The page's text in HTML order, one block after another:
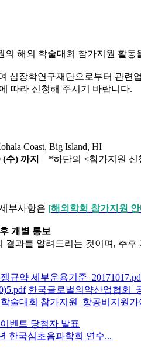
해외 학술대회 참가지원 활
심장학연구재단으로부터 관
따라 신청해 주시기 바랍니다.
Coast, Big Island, HI
(수) 까지 *하단의 <참가지원 신
부사항은 [해외학회 참가지원
개별 통보
결과를 알려드리는 것이며, 추
규약 세부운용기준
한국글로벌의약산업협회_
술대회 참가지원_항공비지원가
벤트 당첨자 발표
한국심초음파학회 연수...